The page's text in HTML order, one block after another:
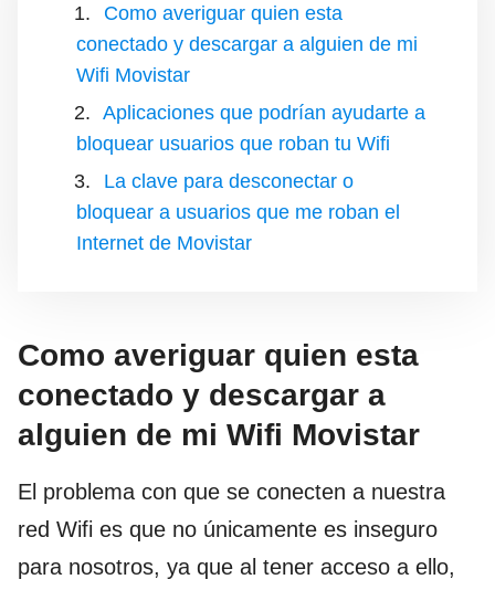
Como averiguar quien esta
conectado y descargar a alguien de mi
Wifi Movistar
Aplicaciones que podrían ayudarte a
bloquear usuarios que roban tu Wifi
La clave para desconectar o
bloquear a usuarios que me roban el
Internet de Movistar
Como averiguar quien esta
conectado y descargar a
alguien de mi Wifi Movistar
El problema con que se conecten a nuestra
red Wifi es que no únicamente es inseguro
para nosotros, ya que al tener acceso a ello,